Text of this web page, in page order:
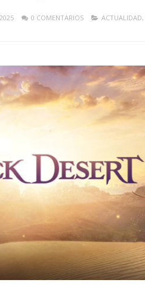
0 COMENTARIOS ACTUALIDAD,